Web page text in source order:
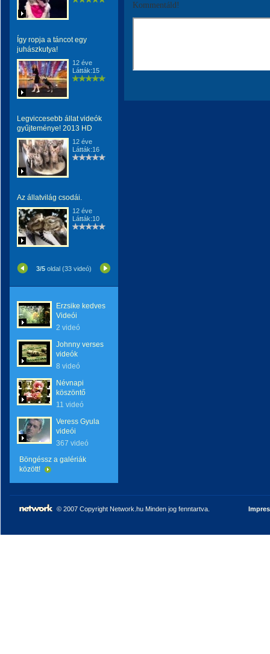
Így ropja a táncot egy
juhászkutya!
12 éve
Látták:15
Legviccesebb állat videók
gyűjteménye! 2013 HD
12 éve
Látták:16
Az állatvilág csodái.
12 éve
Látták:10
3/5 oldal (33 videó)
Erzsike kedves
Videói
2 videó
Johnny verses
videók
8 videó
Névnapi
köszöntő
11 videó
Veress Gyula
videói
367 videó
Böngéssz a galériák
között!
Kommentáld!
© 2007 Copyright Network.hu Minden jog fenntartva.